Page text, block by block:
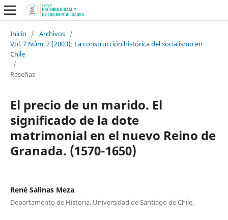
Inicio / Archivos /
Vol. 7 Núm. 2 (2003): La construcción histórica del socialismo en
Chile
/
Reseñas
El precio de un marido. El
significado de la dote
matrimonial en el nuevo Reino de
Granada. (1570-1650)
René Salinas Meza
Departamento de Historia, Universidad de Santiago de Chile.